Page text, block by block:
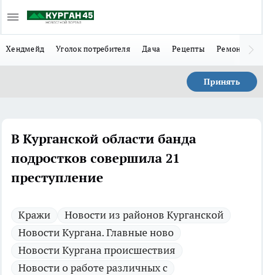
Хендмейд Уголок потребителя Дача Рецепты Ремонт
Принять
В Курганской области банда
подростков совершила 21
преступление
Кражи
Новости из районов Курганской
Новости Кургана. Главные ново
Новости Кургана происшествия
Новости о работе различных с